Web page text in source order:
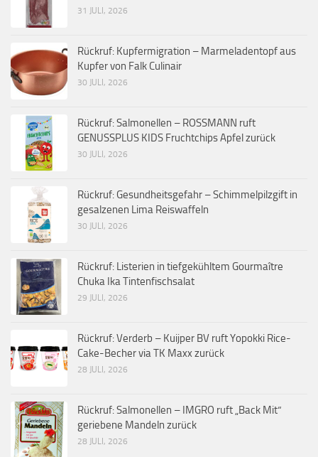
31 JULI, 2026
Rückruf: Kupfermigration – Marmeladentopf aus
Kupfer von Falk Culinair
30 JULI, 2026
Rückruf: Salmonellen – ROSSMANN ruft
GENUSSPLUS KIDS Fruchtchips Apfel zurück
30 JULI, 2026
Rückruf: Gesundheitsgefahr – Schimmelpilzgift in
gesalzenen Lima Reiswaffeln
30 JULI, 2026
Rückruf: Listerien in tiefgekühltem Gourmaître
Chuka Ika Tintenfischsalat
29 JULI, 2026
Rückruf: Verderb – Kuijper BV ruft Yopokki Rice-
Cake-Becher via TK Maxx zurück
28 JULI, 2026
Rückruf: Salmonellen – IMGRO ruft „Back Mit“
geriebene Mandeln zurück
28 JULI, 2026